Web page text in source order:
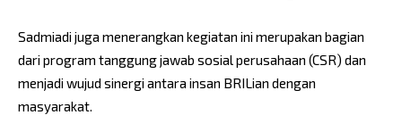
Sadmiadi juga menerangkan kegiatan ini merupakan bagian
dari program tanggung jawab sosial perusahaan (CSR) dan
menjadi wujud sinergi antara insan BRILian dengan
masyarakat.